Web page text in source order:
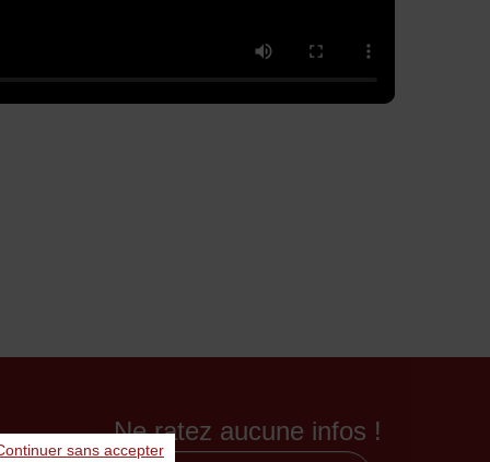
sans accepter
Ne ratez aucune infos !